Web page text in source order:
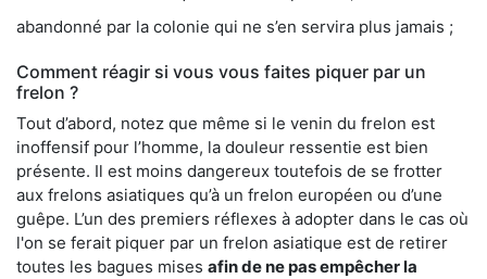
abandonné par la colonie qui ne s’en servira plus jamais ;
Comment réagir si vous vous faites piquer par un
frelon ?
Tout d’abord, notez que même si le venin du frelon est
inoffensif pour l’homme, la douleur ressentie est bien
présente. Il est moins dangereux toutefois de se frotter
aux frelons asiatiques qu’à un frelon européen ou d’une
guêpe. L’un des premiers réflexes à adopter dans le cas où
l'on se ferait piquer par un frelon asiatique est de retirer
toutes les bagues mises afin de ne pas empêcher la